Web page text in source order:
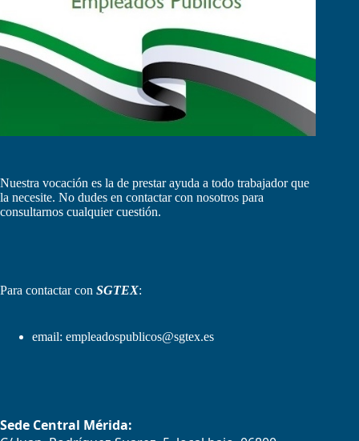
Nuestra vocación es la de prestar ayuda a todo trabajador que
la necesite. No dudes en contactar con nosotros para
consultarnos cualquier cuestión.
Para contactar con SGTEX:
email: empleadospublicos@sgtex.es
Sede Central Mérida: